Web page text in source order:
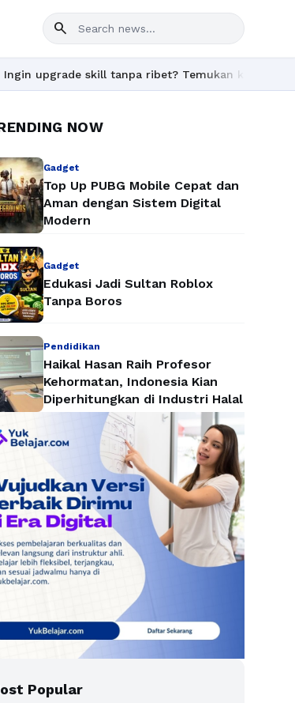
search
skill tanpa ribet? Temukan kelas seru dan
NOW
Gadget
Top Up PUBG Mobile Cepat dan
Aman dengan Sistem Digital
Modern
Gadget
Edukasi Jadi Sultan Roblox
Tanpa Boros
Pendidikan
Haikal Hasan Raih Profesor
Kehormatan, Indonesia Kian
Diperhitungkan di Industri Halal
Popular